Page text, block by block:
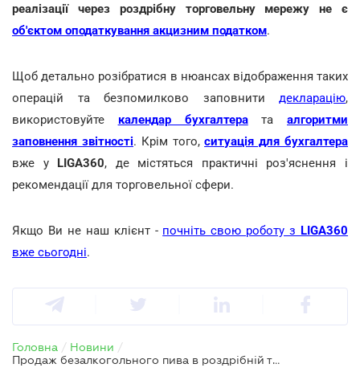
реалізації через роздрібну торговельну мережу не є
об'єктом оподаткування акцизним податком.
Щоб детально розібратися в нюансах відображення таких
операцій та безпомилково заповнити декларацію,
використовуйте календар бухгалтерата
алгоритми
заповнення звітності. Крім того,ситуація для бухгалтера
вже уLIGA360, де містяться практичні роз'яснення і
рекомендації для торговельної сфери.
Якщо Ви не наш клієнт - почніть свою роботу з LIGA360
вже сьогодні.
Головна / Новини /
Продаж безалкогольного пива в роздрібній торгівлі та акцизний податок